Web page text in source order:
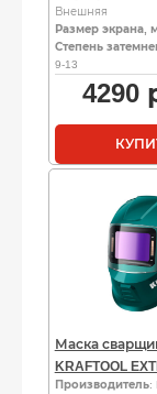
Внешняя
Размер экрана,
Степень
9-13
4290
Маска
KRAFTOOL
Производитель: